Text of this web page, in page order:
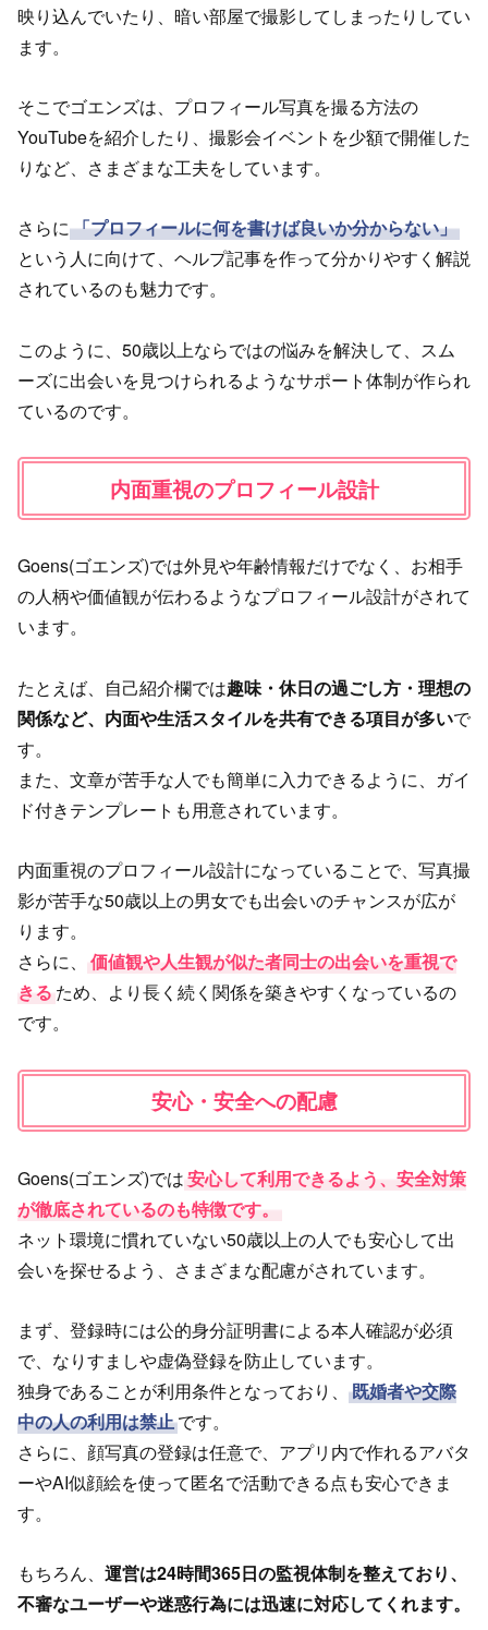
映り込んでいたり、暗い部屋で撮影してしまったりしてい
ます。
そこでゴエンズは、プロフィール写真を撮る方法の
YouTubeを紹介したり、撮影会イベントを少額で開催した
りなど、さまざまな工夫をしています。
さらに「プロフィールに何を書けば良いか分からない」
という人に向けて、ヘルプ記事を作って分かりやすく解説
されているのも魅力です。
このように、50歳以上ならではの悩みを解決して、スム
ーズに出会いを見つけられるようなサポート体制が作られ
ているのです。
内面重視のプロフィール設計
Goens(ゴエンズ)では外見や年齢情報だけでなく、お相手
の人柄や価値観が伝わるようなプロフィール設計がされて
います。
たとえば、自己紹介欄では趣味・休日の過ごし方・理想の
関係など、内面や生活スタイルを共有できる項目が多いで
す。
また、文章が苦手な人でも簡単に入力できるように、ガイ
ド付きテンプレートも用意されています。
内面重視のプロフィール設計になっていることで、写真撮
影が苦手な50歳以上の男女でも出会いのチャンスが広が
ります。
さらに、
価値観や人生観が似た者同士の出会いを重視で
きる ため、より長く続く関係を築きやすくなっているの
です。
安心・安全への配慮
Goens(ゴエンズ)では安心して利用できるよう、安全対策
が徹底されているのも特徴です。
ネット環境に慣れていない50歳以上の人でも安心して出
会いを探せるよう、さまざまな配慮がされています。
まず、登録時には公的身分証明書による本人確認が必須
で、なりすましや虚偽登録を防止しています。
独身であることが利用条件となっており、
既婚者や交際
中の人の利用は禁止です。
さらに、顔写真の登録は任意で、アプリ内で作れるアバタ
ーやAI似顔絵を使って匿名で活動できる点も安心できま
す。
もちろん、 運営は24時間365日の監視体制を整えており、
不審なユーザーや迷惑行為には迅速に対応してくれます。